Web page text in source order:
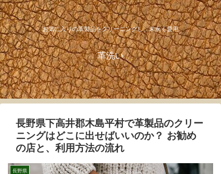
お気に入りの革製品をクリーニングし、末永く愛用
革洗い
長野県下高井郡木島平村で革製品のクリー
ニングはどこに出せばいいのか？ お勧め
の店と、利用方法の流れ
長野県